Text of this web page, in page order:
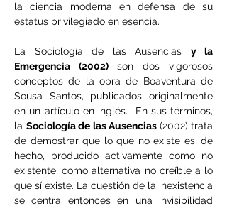
la ciencia moderna en defensa de su
estatus privilegiado en esencia.
La Sociología de las Ausencias y la
Emergencia (2002) son dos vigorosos
conceptos de la obra de Boaventura de
Sousa Santos, publicados originalmente
en un artículo en inglés.  En sus términos,
la Sociología de las Ausencias (2002) trata
de demostrar que lo que no existe es, de
hecho, producido activamente como no
existente, como alternativa no creíble a lo
que sí existe. La cuestión de la inexistencia
se centra entonces en una invisibilidad